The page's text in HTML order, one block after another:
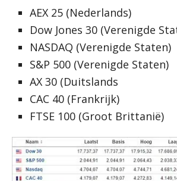
AEX 25 (Nederlands)
Dow Jones 30 (Verenigde
NASDAQ (Verenigde Staten)
S&P 500 (Verenigde Staten)
AX 30 (Duitslands
CAC 40 (Frankrijk)
FTSE 100 (Groot Brittanië)